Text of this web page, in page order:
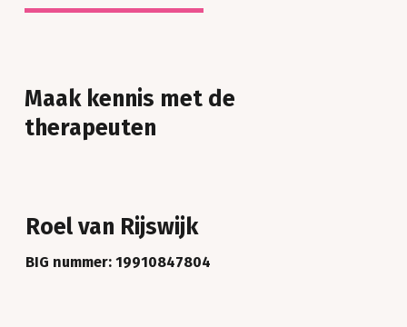
Maak kennis met de
therapeuten
Roel van Rijswijk
BIG nummer: 19910847804